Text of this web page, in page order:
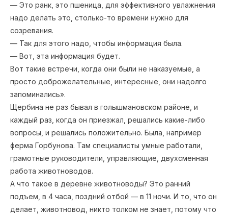
— Это ранк, это пшеница, для эффективного увлажнения
надо делать это, столько-то времени нужно для
созревания.
— Так для этого надо, чтобы информация была.
— Вот, эта информация будет.
Вот такие встречи, когда они были не наказуемые, а
просто доброжелательные, интересные, они надолго
запоминались».
Щербина не раз бывал в голышмановском районе, и
каждый раз, когда он приезжал, решались какие-либо
вопросы, и решались положительно. Была, например
ферма Горбунова. Там специалисты умные работали,
грамотные руководители, управляющие, двухсменная
работа животноводов.
А что такое в деревне животноводы? Это ранний
подъем, в 4 часа, поздний отбой — в 11 ночи. И то, что он
делает, животновод, никто толком не знает, потому что